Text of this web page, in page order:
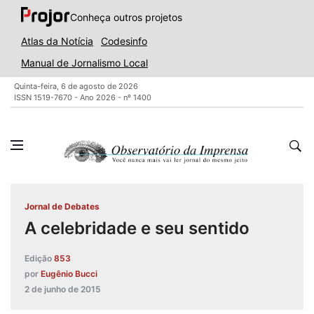
Conheça outros projetos
Atlas da Notícia
Codesinfo
Manual de Jornalismo Local
Quinta-feira, 6 de agosto de 2026
ISSN 1519-7670 - Ano 2026 - nº 1400
Jornal de Debates
A celebridade e seu sentido
Edição 853
por Eugênio Bucci
2 de junho de 2015